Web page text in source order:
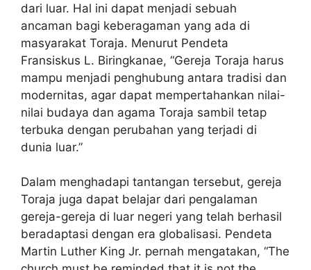
dari luar. Hal ini dapat menjadi sebuah
ancaman bagi keberagaman yang ada di
masyarakat Toraja. Menurut Pendeta
Fransiskus L. Biringkanae, “Gereja Toraja harus
mampu menjadi penghubung antara tradisi dan
modernitas, agar dapat mempertahankan nilai-
nilai budaya dan agama Toraja sambil tetap
terbuka dengan perubahan yang terjadi di
dunia luar.”
Dalam menghadapi tantangan tersebut, gereja
Toraja juga dapat belajar dari pengalaman
gereja-gereja di luar negeri yang telah berhasil
beradaptasi dengan era globalisasi. Pendeta
Martin Luther King Jr. pernah mengatakan, “The